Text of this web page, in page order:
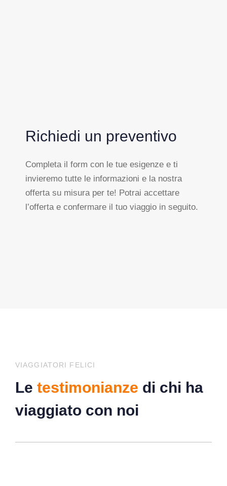
Richiedi un preventivo
Completa il form con le tue esigenze e ti
invieremo tutte le informazioni e la nostra
offerta su misura per te! Potrai accettare
l’offerta e confermare il tuo viaggio in seguito.
VIAGGIATORI FELICI
Le testimonianze di chi ha
viaggiato con noi